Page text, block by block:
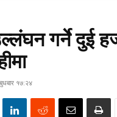
गर्ने दुई
१७:२४